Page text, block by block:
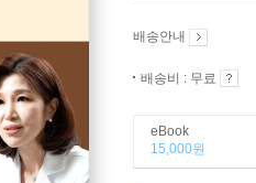
배송안내
배송비 : 무료
eBook
15,000원